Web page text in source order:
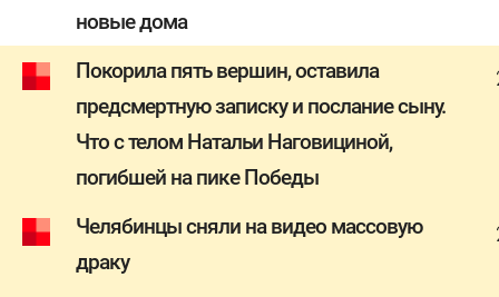
новые дома
Покорила пять вершин, оставила
предсмертную записку и послание сыну.
Что с телом Натальи Наговициной,
погибшей на пике Победы
Челябинцы сняли на видео массовую
драку